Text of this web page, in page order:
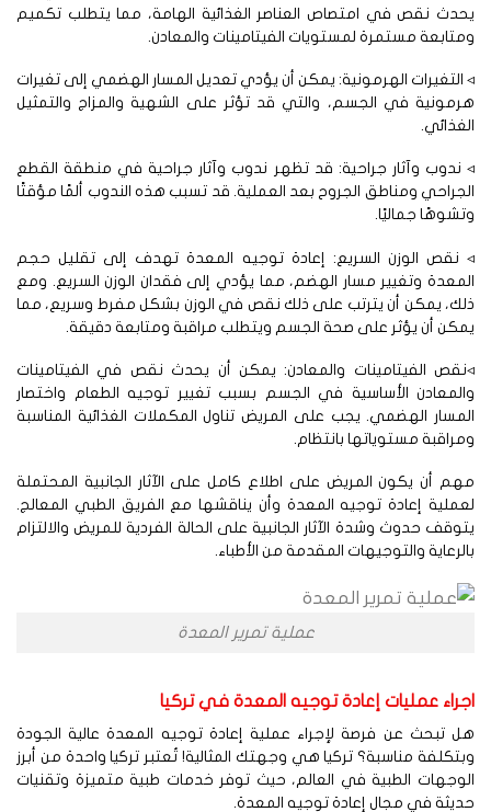
نقص في امتصاص العناصر الغذائية الهامة، مما يتطلب تكميم
مستمرة لمستويات الفيتامينات والمعادن.
التغيرات الهرمونية: يمكن أن يؤدي تعديل المسار الهضمي إلى تغيرات
في الجسم، والتي قد تؤثر على الشهية والمزاج والتمثيل
ندوب وآثار جراحية: قد تظهر ندوب وآثار جراحية في منطقة القطع
ومناطق الجروح بعد العملية. قد تسبب هذه الندوب ألمًا مؤقتًا
جماليًا.
نقص الوزن السريع: إعادة توجيه المعدة تهدف إلى تقليل حجم
وتغيير مسار الهضم، مما يؤدي إلى فقدان الوزن السريع. ومع
يمكن أن يترتب على ذلك نقص في الوزن بشكل مفرط وسريع، مما
أن يؤثر على صحة الجسم ويتطلب مراقبة ومتابعة دقيقة.
الفيتامينات والمعادن: يمكن أن يحدث نقص في الفيتامينات
الأساسية في الجسم بسبب تغيير توجيه الطعام واختصار
الهضمي. يجب على المريض تناول المكملات الغذائية المناسبة
مستوياتها بانتظام.
أن يكون المريض على اطلاع كامل على الآثار الجانبية المحتملة
إعادة توجيه المعدة وأن يناقشها مع الفريق الطبي المعالج.
حدوث وشدة الآثار الجانبية على الحالة الفردية للمريض والالتزام
والتوجيهات المقدمة من الأطباء.
عملية تمرير المعدة
عمليات إعادة توجيه المعدة في تركيا
تبحث عن فرصة لإجراء عملية إعادة توجيه المعدة عالية الجودة
مناسبة؟ تركيا هي وجهتك المثالية! تُعتبر تركيا واحدة من أبرز
الطبية في العالم، حيث توفر خدمات طبية متميزة وتقنيات
في مجال إعادة توجيه المعدة.